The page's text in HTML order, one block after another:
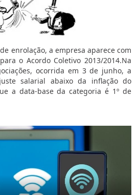
enrolação, a empresa aparece com
o Acordo Coletivo 2013/2014.Na
ocorrida em 3 de junho, a
salarial abaixo da inflação do
a data-base da categoria é 1º de